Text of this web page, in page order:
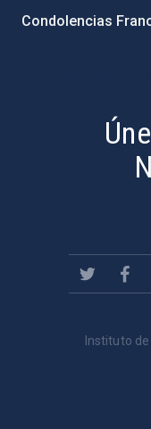
Condolencias
Instituto de